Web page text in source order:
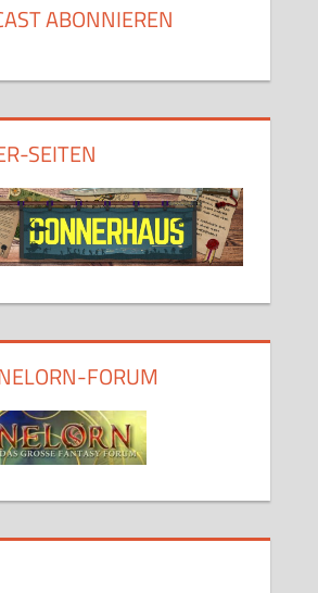
ABONNIEREN
SEITEN
FORUM